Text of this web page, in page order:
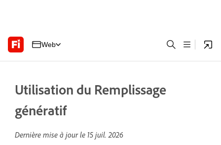
Web
Utilisation du Remplissage
génératif
Dernière mise à jour le 15 juil. 2026